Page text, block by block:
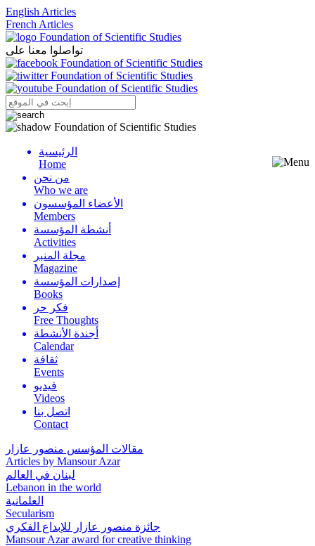
English Articles
French Articles
تواصلوا معنا على
Menu
الرئيسية
Home
من نحن
Who we are
الأعضاء المؤسسون
Members
أنشطة المؤسسة
Activities
مجلة المنبر
Magazine
إصدارات المؤسسة
Books
فكر حر
Free Thoughts
أجندة الأنشطة
Calendar
ثقافة
Events
فيديو
Videos
اتصل بنا
Contact
مقالات المؤسس منصور عازار
Articles by Mansour Azar
لبنان في العالم
Lebanon in the world
العلمانية
Secularism
جائزة منصور عازار للإبداع الفكري
Mansour Azar award for creative thinking